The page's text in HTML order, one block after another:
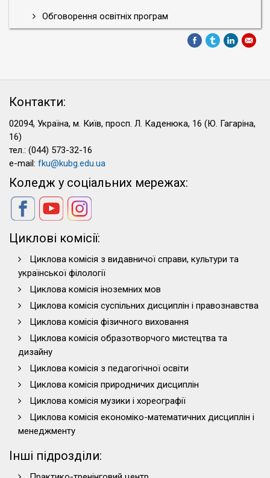
Обговорення освітніх програм
Контакти:
02094, Україна, м. Київ, просп. Л. Каденюка, 16 (Ю. Гагаріна,
16)
тел.: (044) 573-32-16
e-mail: fku@kubg.edu.ua
Коледж у соціальних мережах:
Циклові комісії:
Циклова комісія з видавничої справи, культури та
української філології
Циклова комісія іноземних мов
Циклова комісія суспільних дисциплін і правознавства
Циклова комісія фізичного виховання
Циклова комісія образотворчого мистецтва та
дизайну
Циклова комісія з педагогічної освіти
Циклова комісія природничих дисциплін
Циклова комісія музики і хореографії
Циклова комісія економіко-математичних дисциплін і
менеджменту
Інші підрозділи: